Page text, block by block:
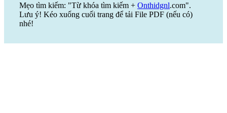
Mẹo tìm kiếm: "Từ khóa tìm kiếm + Onthidgnl.com".
Lưu ý! Kéo xuống cuối trang để tải File PDF (nếu có)
nhé!